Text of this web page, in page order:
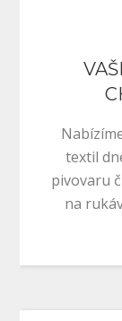
textil
pivovaru
na